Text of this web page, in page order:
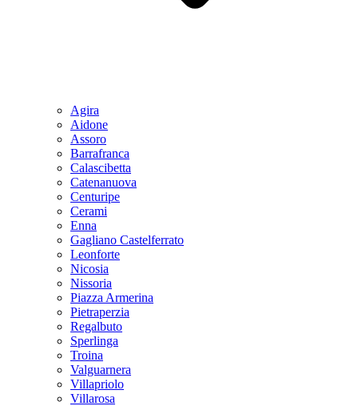
Agira
Aidone
Assoro
Barrafranca
Calascibetta
Catenanuova
Centuripe
Cerami
Enna
Gagliano Castelferrato
Leonforte
Nicosia
Nissoria
Piazza Armerina
Pietraperzia
Regalbuto
Sperlinga
Troina
Valguarnera
Villapriolo
Villarosa